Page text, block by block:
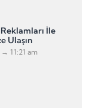
İle
Ulaşın
11:21 am